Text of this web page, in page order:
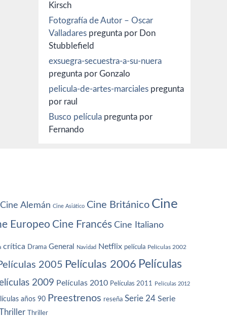
Kirsch
Fotografía de Autor – Oscar
Valladares pregunta por Don
Stubblefield
exsuegra-secuestra-a-su-nuera
pregunta por Gonzalo
pelicula-de-artes-marciales pregunta
por raul
Busco película pregunta por
Fernando
Cine Alemán Cine Asiático Cine Británico Cine
Europeo Cine Francés Cine Italiano
crítica Drama General Navidad Netflix película Películas 2002
2005 Películas 2006 Películas
2009 Películas 2010 Películas 2011 Películas 2012
años 90 Preestrenos reseña Serie 24 Serie
Thriller